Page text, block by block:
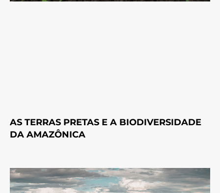
AS TERRAS PRETAS E A BIODIVERSIDADE
DA AMAZÔNICA